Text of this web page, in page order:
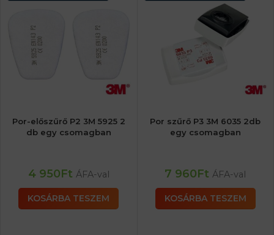
Por-előszűrő P2 3M 5925 2
db egy csomagban
4 950Ft ÁFA-val
KOSÁRBA TESZEM
Por szűrő P3 3M 6035 2db
egy csomagban
7 960Ft ÁFA-val
KOSÁRBA TESZEM